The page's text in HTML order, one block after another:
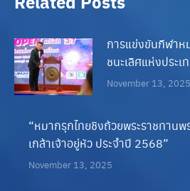
การแข่งขันกีฬาห
ชนะเลิศแห่งประเ
November 13, 2025
“หมากรุกไทยชิงถ้วยพระราชทานพ
เกล้าเจ้าอยู่หัว ประจำปี 2568”
November 13, 2025